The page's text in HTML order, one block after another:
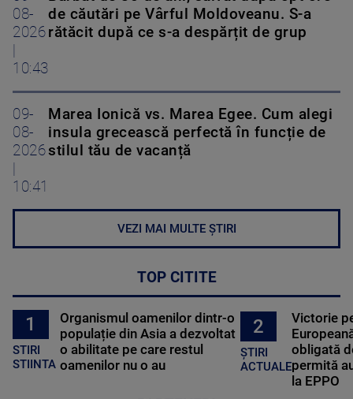
08-
2026
10:43
de căutări pe Vârful Moldoveanu. S-a
rătăcit după ce s-a despărțit de grup
09-
08-
2026
10:41
Marea Ionică vs. Marea Egee. Cum alegi
insula grecească perfectă în funcție de
stilul tău de vacanță
VEZI MAI MULTE ȘTIRI
TOP CITITE
1
STIRI
STIINTA
Organismul oamenilor dintr-o
populație din Asia a dezvoltat
o abilitate pe care restul
oamenilor nu o au
2
ȘTIRI
ACTUALE
Victorie
obligată
permită
la EPPO